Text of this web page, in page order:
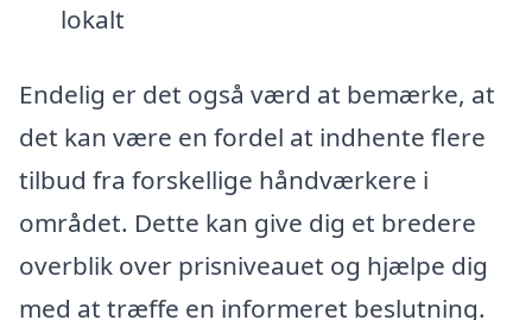
lokalt
Endelig er det også værd at bemærke, at
det kan være en fordel at indhente flere
tilbud fra forskellige håndværkere i
området. Dette kan give dig et bredere
overblik over prisniveauet og hjælpe dig
med at træffe en informeret beslutning.